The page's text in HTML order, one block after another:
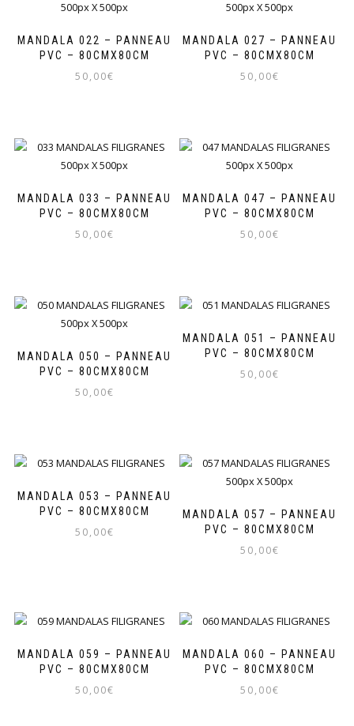
MANDALA 022 – PANNEAU
PVC – 80CMX80CM
50,00€
MANDALA 027 – PANNEAU
PVC – 80CMX80CM
50,00€
MANDALA 033 – PANNEAU
PVC – 80CMX80CM
50,00€
MANDALA 047 – PANNEAU
PVC – 80CMX80CM
50,00€
MANDALA 050 – PANNEAU
PVC – 80CMX80CM
50,00€
MANDALA 051 – PANNEAU
PVC – 80CMX80CM
50,00€
MANDALA 053 – PANNEAU
PVC – 80CMX80CM
50,00€
MANDALA 057 – PANNEAU
PVC – 80CMX80CM
50,00€
MANDALA 059 – PANNEAU
PVC – 80CMX80CM
50,00€
MANDALA 060 – PANNEAU
PVC – 80CMX80CM
50,00€